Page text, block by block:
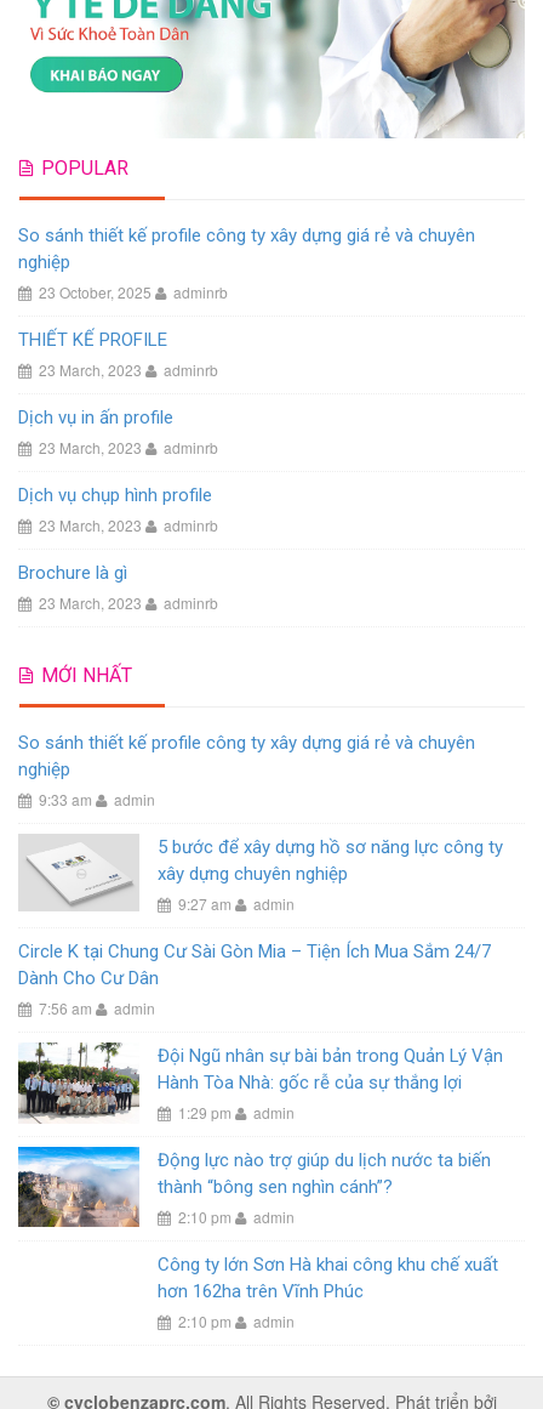
POPULAR
So sánh thiết kế profile công ty xây dựng giá rẻ và chuyên
nghiệp
23 October, 2025 adminrb
THIẾT KẾ PROFILE
23 March, 2023 adminrb
Dịch vụ in ấn profile
23 March, 2023 adminrb
Dịch vụ chụp hình profile
23 March, 2023 adminrb
Brochure là gì
23 March, 2023 adminrb
MỚI NHẤT
So sánh thiết kế profile công ty xây dựng giá rẻ và chuyên
nghiệp
9:33 am admin
5 bước để xây dựng hồ sơ năng lực công ty
xây dựng chuyên nghiệp
9:27 am admin
Circle K tại Chung Cư Sài Gòn Mia – Tiện Ích Mua Sắm 24/7
Dành Cho Cư Dân
7:56 am admin
Đội Ngũ nhân sự bài bản trong Quản Lý Vận
Hành Tòa Nhà: gốc rễ của sự thắng lợi
1:29 pm admin
Động lực nào trợ giúp du lịch nước ta biến
thành “bông sen nghìn cánh”?
2:10 pm admin
Công ty lớn Sơn Hà khai công khu chế xuất
hơn 162ha trên Vĩnh Phúc
2:10 pm admin
© cyclobenzaprc.com. All Rights Reserved. Phát triển bởi